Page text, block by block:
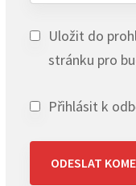
Uložit do
stránku pro
Přihlásit k